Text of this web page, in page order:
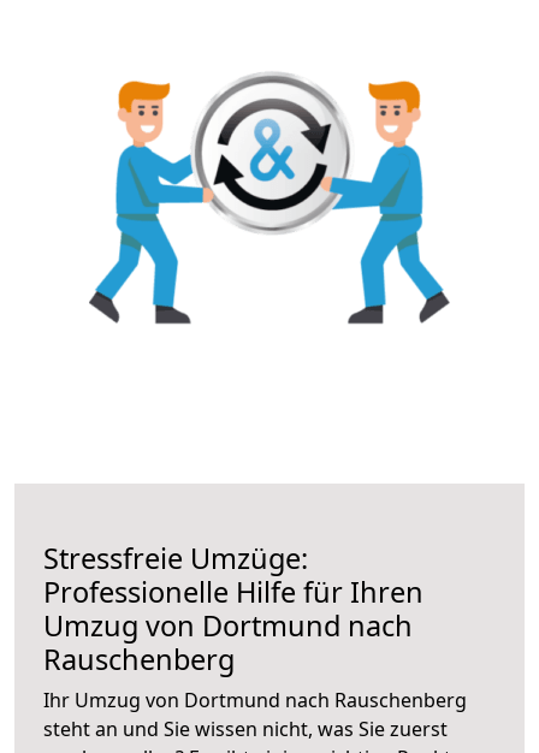
Stressfreie Umzüge:
Professionelle Hilfe für Ihren
Umzug von Dortmund nach
Rauschenberg
Ihr Umzug von Dortmund nach Rauschenberg
steht an und Sie wissen nicht, was Sie zuerst